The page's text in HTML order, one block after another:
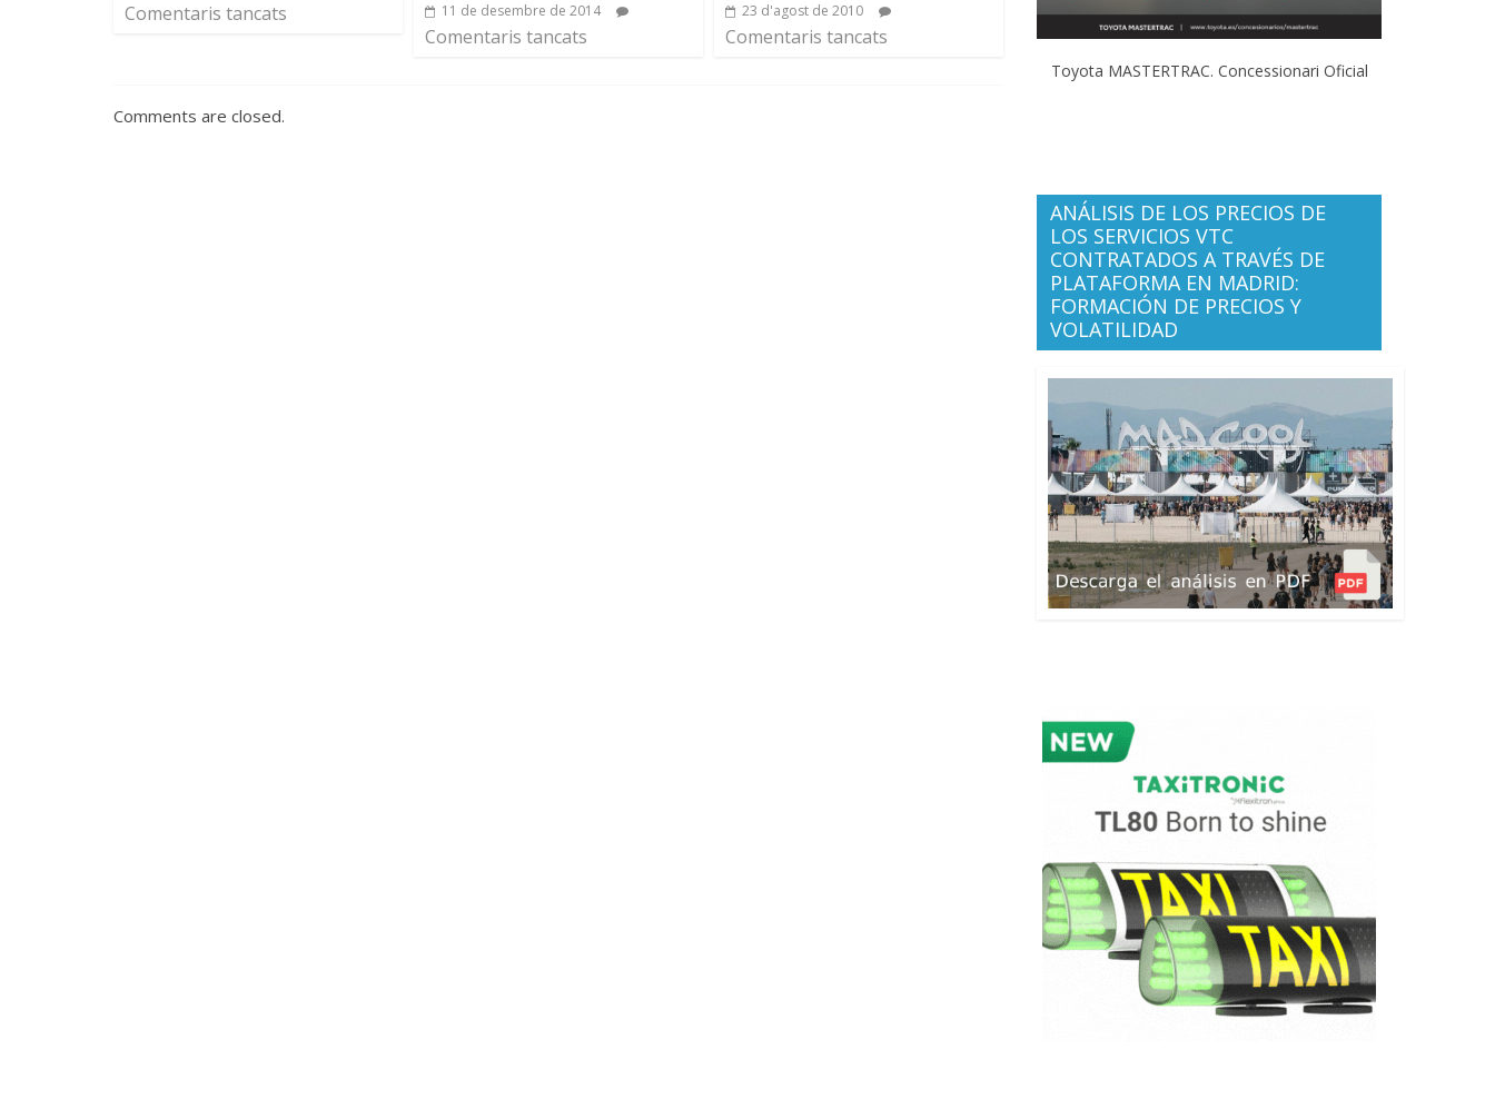
Comentaris tancats 11 de desembre de 2014
Comentaris tancats
23 d'agost de 2010
Comentaris tancats
Comments are closed.
Toyota MASTERTRAC. Concessionari Oficial
ANÁLISIS DE LOS PRECIOS DE
LOS SERVICIOS VTC
CONTRATADOS A TRAVÉS DE
PLATAFORMA EN MADRID:
FORMACIÓN DE PRECIOS Y
VOLATILIDAD